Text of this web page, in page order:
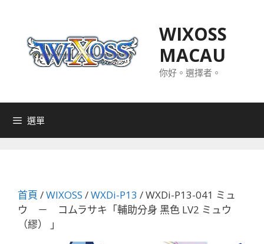
WIXOSS
MACAU
你好。選擇者。
選單
首頁 /WIXOSS /WXDi-P13 / WXDi-P13-041 ミュ
ウ － コムラサキ「輔助分身 黑色 LV2 ミュウ
（繆） 」